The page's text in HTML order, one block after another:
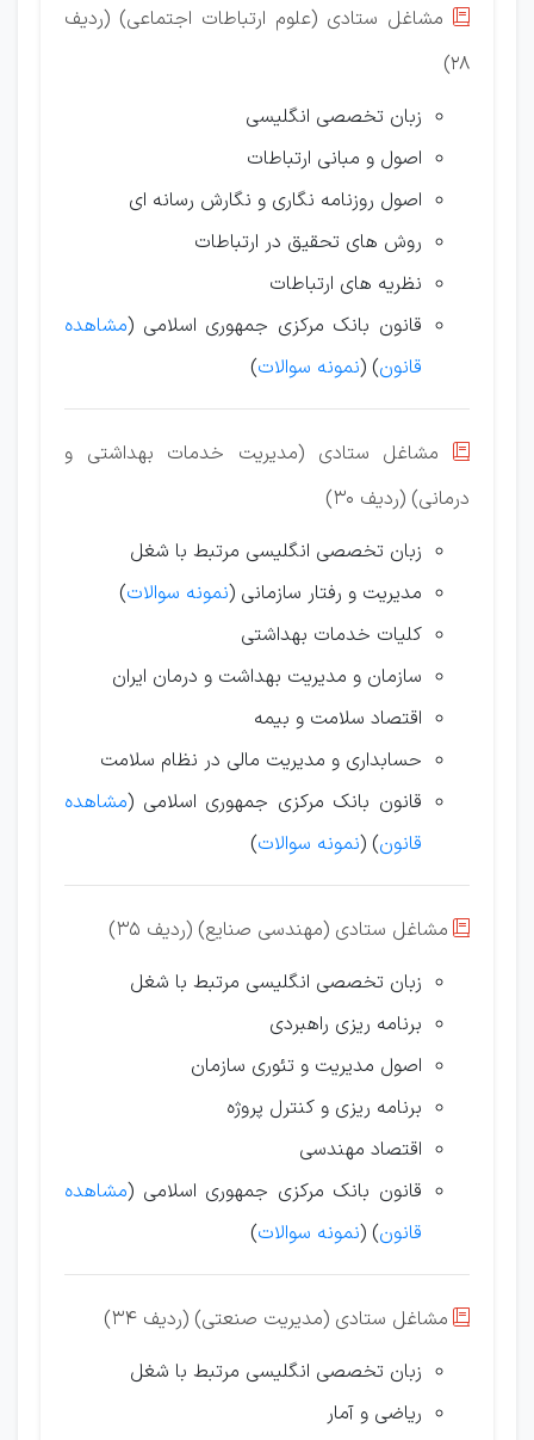

مشاغل ستادی (علوم ارتباطات اجتماعی) (ردیف
28)
زبان تخصصی انگلیسی
اصول و مبانی ارتباطات
اصول روزنامه نگاری و نگارش رسانه ای
روش های تحقیق در ارتباطات
نظریه های ارتباطات
قانون بانک مرکزی جمهوری اسلامی (مشاهده
قانون) (نمونه سوالات)

مشاغل ستادی (مدیریت خدمات بهداشتی و
درمانی) (ردیف 30)
زبان تخصصی انگلیسی مرتبط با شغل
مدیریت و رفتار سازمانی (نمونه سوالات)
کلیات خدمات بهداشتی
سازمان و مدیریت بهداشت و درمان ایران
اقتصاد سلامت و بیمه
حسابداری و مدیریت مالی در نظام سلامت
قانون بانک مرکزی جمهوری اسلامی (مشاهده
قانون) (نمونه سوالات)

مشاغل ستادی (مهندسی صنایع) (ردیف 35)
زبان تخصصی انگلیسی مرتبط با شغل
برنامه ریزی راهبردی
اصول مدیریت و تئوری سازمان
برنامه ریزی و کنترل پروژه
اقتصاد مهندسی
قانون بانک مرکزی جمهوری اسلامی (مشاهده
قانون) (نمونه سوالات)

مشاغل ستادی (مدیریت صنعتی) (ردیف 34)
زبان تخصصی انگلیسی مرتبط با شغل
ریاضی و آمار